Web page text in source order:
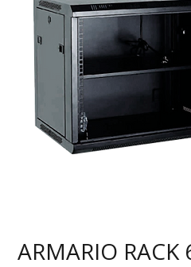
ARMARIO RACK